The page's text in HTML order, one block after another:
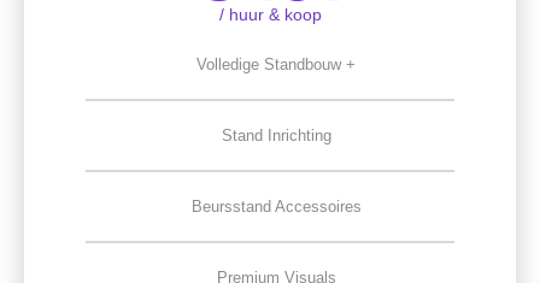
/ huur & koop
Volledige Standbouw +
Stand Inrichting
Beursstand Accessoires
Premium Visuals